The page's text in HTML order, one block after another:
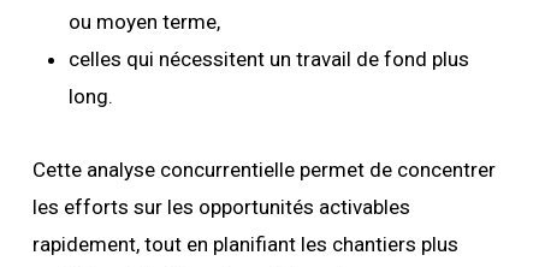
ou moyen terme,
celles qui nécessitent un travail de fond plus
long.
Cette analyse concurrentielle permet de concentrer
les efforts sur les opportunités activables
rapidement, tout en planifiant les chantiers plus